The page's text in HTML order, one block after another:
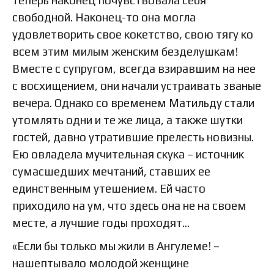
свободной. Наконец-то она могла
удовлетворить свое кокетство, свою тягу ко
всем этим милым женским безделушкам!
Вместе с супругом, всегда взиравшим на нее
с восхищением, они начали устраивать званые
вечера. Однако со временем Матильду стали
утомлять одни и те же лица, а также шутки
гостей, давно утратившие прелесть новизны.
Ею овладела мучительная скука – источник
сумасшедших мечтаний, ставших ее
единственным утешением. Ей часто
приходило на ум, что здесь она не на своем
месте, а лучшие годы проходят…
«Если бы только мы жили в Ангулеме! –
нашептывало молодой женщине